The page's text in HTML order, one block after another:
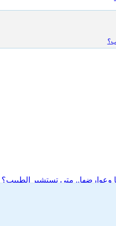
وعوارضها.. متى تستشير الطبيب؟